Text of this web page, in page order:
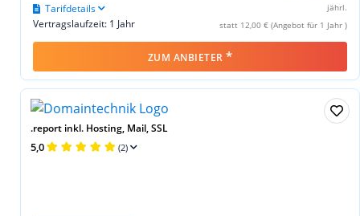
jährl.
statt 12,00 € (Angebot für 1 Jahr )
Vertragslaufzeit: 1 Jahr
Tarifdetails
ZUM ANBIETER *
.report inkl. Hosting, Mail, SSL
5,0 (2)